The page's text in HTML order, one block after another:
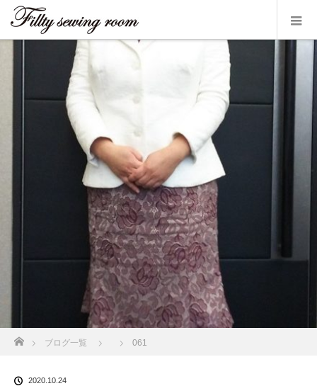
ブログ一覧 061
2020.10.24